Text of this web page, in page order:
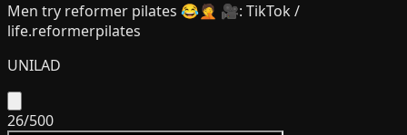
Men try reformer pilates 😂🤦 🎥: TikTok /
life.reformerpilates
UNILAD
26/500